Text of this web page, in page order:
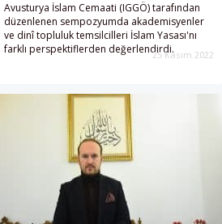
Avusturya İslam Cemaati (IGGÖ) tarafından
düzenlenen sempozyumda akademisyenler
ve dinî topluluk temsilcilleri İslam Yasası'nı
farklı perspektiflerden değerlendirdi.25 Kasım 2022